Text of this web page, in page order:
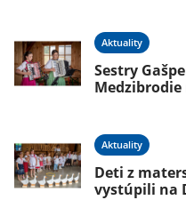
Aktuality
Sestry
Aktuality
Deti z
vystúpili na